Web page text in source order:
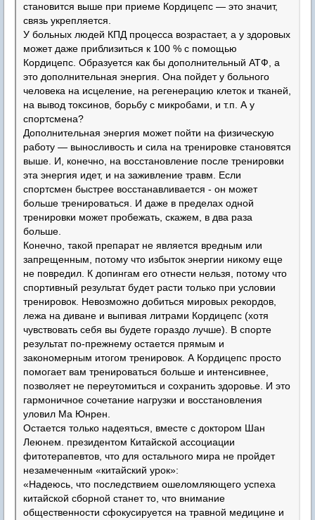
становится выше при приеме Кордицепс — это значит,
связь укрепляется.
У больных людей КПД процесса возрастает, а у здоровых
может даже приблизиться к 100 % с помощью
Кордицепс. Образуется как бы дополнительный АТФ, а
это дополнительная энергия. Она пойдет у больного
человека на исцеление, на регенерацию клеток и тканей,
на вывод токсинов, борьбу с микробами, и т.п. А у
спортсмена?
Дополнительная энергия может пойти на физическую
работу — выносливость и сила на тренировке становятся
выше. И, конечно, на восстановление после тренировки
эта энергия идет, и на заживление травм. Если
спортсмен быстрее восстанавливается - он может
больше тренироваться. И даже в пределах одной
тренировки может пробежать, скажем, в два раза
больше.
Конечно, такой препарат не является вредным или
запрещенным, потому что избыток энергии никому еще
не повредил. К допингам его отнести нельзя, потому что
спортивный результат будет расти только при условии
тренировок. Невозможно добиться мировых рекордов,
лежа на диване и выпивая литрами Кордицепс (хотя
чувствовать себя вы будете гораздо лучше). В спорте
результат по-прежнему остается прямым и
закономерным итогом тренировок. А Кордицепс просто
помогает вам тренироваться больше и интенсивнее,
позволяет не переутомиться и сохранить здоровье. И это
гармоничное сочетание нагрузки и восстановления
уловил Ма Юнрен.
Остается только надеяться, вместе с доктором Шан
Леюнем. президентом Китайской ассоциации
фитотерапевтов, что для остального мира не пройдет
незамеченным «китайский урок»:
«Надеюсь, что последствием ошеломляющего успеха
китайской сборной станет то, что внимание
общественности сфокусируется на травной медицине и